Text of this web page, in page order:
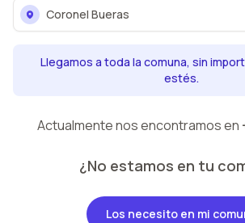
Coronel Bueras
Llegamos a toda la comuna, sin
estés.
Actualmente nos encontramos en
¿No estamos en tu
Los necesito en mi